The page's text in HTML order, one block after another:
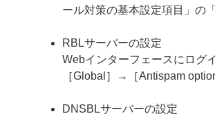
ール対策の基本設定項目」の
RBLサーバーの設定
Webインターフェースにログ
［Global］→［Antispam
DNSBLサーバーの設定